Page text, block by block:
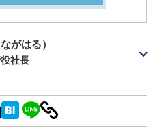
がはる）
社長